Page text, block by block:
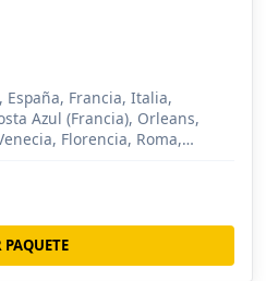
Francia, Italia,
Azul (Francia), Orleans,
Florencia, Roma,
Gerona, Montserrat,
Terre
PAQUETE